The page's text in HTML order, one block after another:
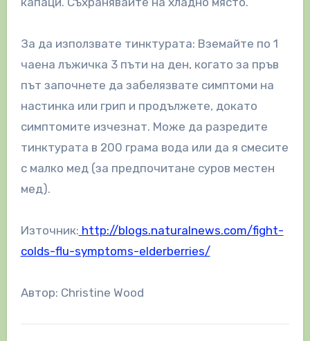
За да използвате тинктурата: Вземайте по 1
чаена лъжичка 3 пъти на ден, когато за пръв
път започнете да забелязвате симптоми на
настинка или грип и продължете, докато
симптомите изчезнат. Може да разредите
тинктурата в 200 грама вода или да я смесите
с малко мед (за предпочитане суров местен
мед).
Източник: http://blogs.naturalnews.com/fight-
colds-flu-symptoms-elderberries/
Автор: Christine Wood